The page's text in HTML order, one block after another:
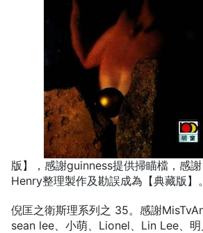
版】，感謝guinness提供掃瞄檔，感謝
Henry整理製作及勘誤成為【典藏版】。
倪匡之衛斯理系列之 35。感謝MisTvAn
sean lee、小萌、Lionel、Lin Lee、